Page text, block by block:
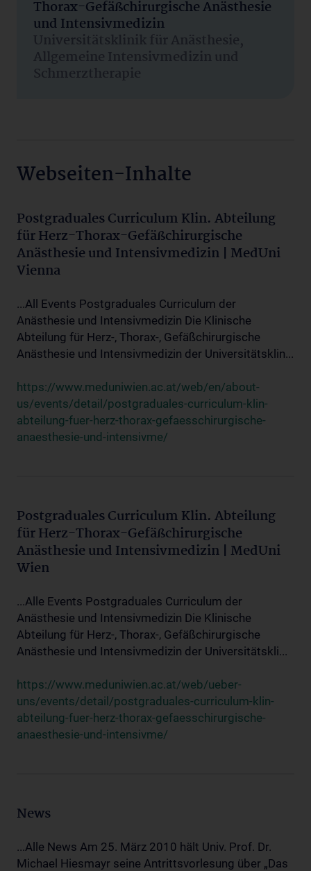
Thorax-Gefäßchirurgische Anästhesie
und Intensivmedizin
Universitätsklinik für Anästhesie,
Allgemeine Intensivmedizin und
Schmerztherapie
Webseiten-Inhalte
Postgraduales Curriculum Klin. Abteilung
für Herz-Thorax-Gefäßchirurgische
Anästhesie und Intensivmedizin | MedUni
Vienna
...All Events Postgraduales Curriculum der
Anästhesie und Intensivmedizin Die Klinische
Abteilung für Herz-, Thorax-, Gefäßchirurgische
Anästhesie und Intensivmedizin der Universitätsklin...
https://www.meduniwien.ac.at/web/en/about-
us/events/detail/postgraduales-curriculum-klin-
abteilung-fuer-herz-thorax-gefaesschirurgische-
anaesthesie-und-intensivme/
Postgraduales Curriculum Klin. Abteilung
für Herz-Thorax-Gefäßchirurgische
Anästhesie und Intensivmedizin | MedUni
Wien
...Alle Events Postgraduales Curriculum der
Anästhesie und Intensivmedizin Die Klinische
Abteilung für Herz-, Thorax-, Gefäßchirurgische
Anästhesie und Intensivmedizin der Universitätskli...
https://www.meduniwien.ac.at/web/ueber-
uns/events/detail/postgraduales-curriculum-klin-
abteilung-fuer-herz-thorax-gefaesschirurgische-
anaesthesie-und-intensivme/
News
...Alle News Am 25. März 2010 hält Univ. Prof. Dr.
Michael Hiesmayr seine Antrittsvorlesung über „Das